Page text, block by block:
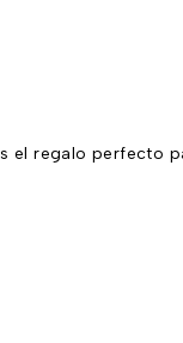
el regalo perfecto